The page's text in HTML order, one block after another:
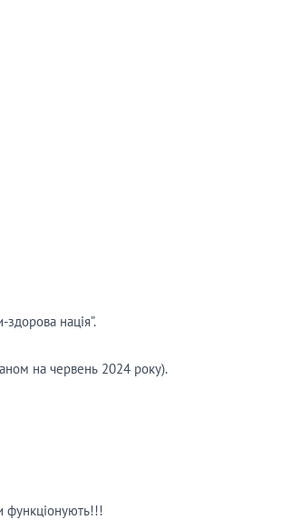
нація”.
на червень 2024 року).
функціонують!!!